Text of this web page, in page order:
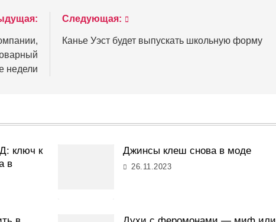
недели
Следующая:
Канье Уэст будет выпускать школьную форму
ключ к
в
Джинсы клеш снова в моде
26.11.2023